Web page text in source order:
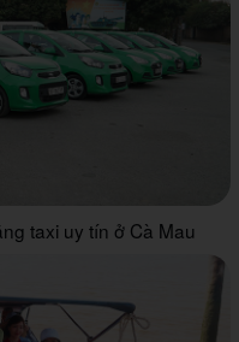
taxi uy tín ở Cà Mau